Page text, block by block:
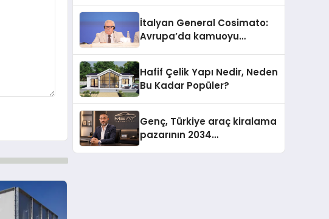
İtalyan General Cosimato:
Avrupa’da kamuoyu
Hafif Çelik Yapı Nedir, Neden
Bu Kadar Popüler?
Genç, Türkiye araç kiralama
pazarının 2034